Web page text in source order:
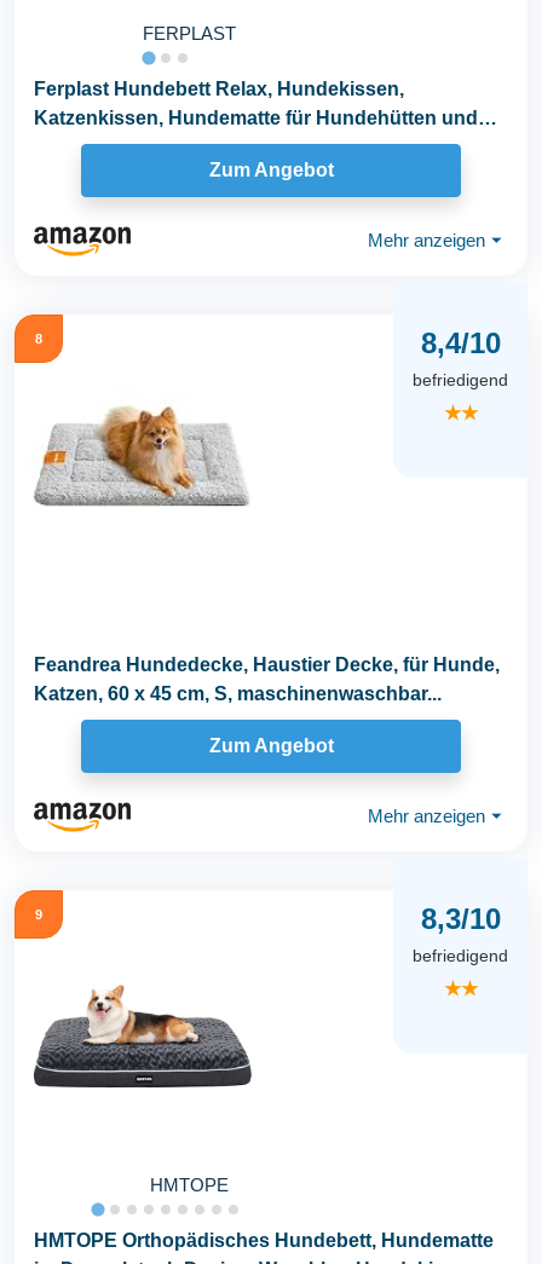
FERPLAST
Ferplast Hundebett Relax, Hundekissen,
Katzenkissen, Hundematte für Hundehütten und
Autos...
Zum Angebot
Mehr anzeigen ⏷
8 8,4/10
befriedigend
★★
Feandrea Hundedecke, Haustier Decke, für Hunde,
Katzen, 60 x 45 cm, S, maschinenwaschbar...
Zum Angebot
Mehr anzeigen ⏷
9
HMTOPE
8,3/10
befriedigend
★★
HMTOPE Orthopädisches Hundebett, Hundematte